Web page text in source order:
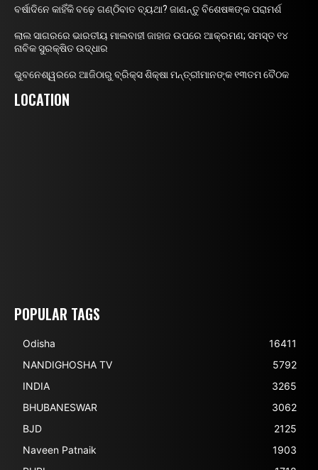
ବର୍ଷାଦିନେ କାହିଁକି ବଢ଼େ ଗଣ୍ଠିବାତ ବ୍ୟଥା? ଜାଣନ୍ତୁ ବିଶେଷଜ୍ଞଙ୍କ ପରାମର୍ଶ
ଲାଲ ସାଗରରେ ଭାରତୀୟ ମାଲବାହୀ ଜାହାଜ ଉପରେ ଆକ୍ରମଣ; ସମସ୍ତ ୧୪
ନାବିକ ସୁରକ୍ଷିତ ଉଦ୍ଧାର
ଭୁବନେଶ୍ୱରରେ ଆଜିଠାରୁ ବ୍ରିକ୍ସ ଶିକ୍ଷା ମନ୍ତ୍ରୀମାନଙ୍କ ୧୩ତମ ବୈଠକ
LOCATION
POPULAR TAGS
Odisha
16411
NANDIGHOSHA TV
5792
INDIA
3265
BHUBANESWAR
3062
BJD
2125
Naveen Patnaik
1903